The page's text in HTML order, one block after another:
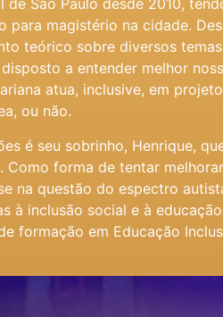
de São Paulo desde 2010,
para magistério na cidade.
teórico sobre diversos
a entender melhor
atua, inclusive, em
ou não.
é seu sobrinho, Henrique,
forma de tentar
na questão do espectro
à inclusão social e à
formação em Educação